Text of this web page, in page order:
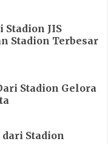
Stadion JIS
Stadion Terbesar
Stadion Gelora
Stadion